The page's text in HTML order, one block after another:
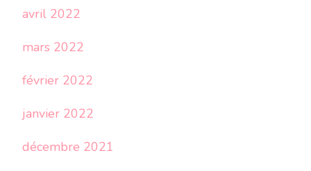
avril 2022
mars 2022
février 2022
janvier 2022
décembre 2021